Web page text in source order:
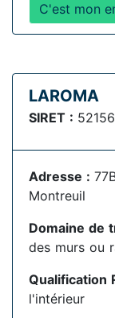
C'est mon
LAROMA
SIRET :
Adresse :
Montreuil
Domaine de
des murs ou
Qualification
l'intérieur